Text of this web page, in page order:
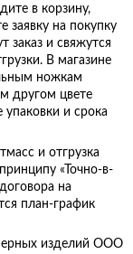
в корзину,
заявку на покупку
заказ и свяжутся
В магазине
ножкам
другом цвете
и срока
и отгрузка
«Точно-в-
на
план-график
изделий ООО